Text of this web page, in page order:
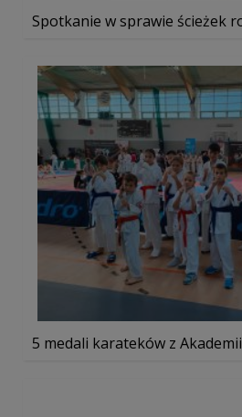
Spotkanie w sprawie ścieżek
5 medali karateków z